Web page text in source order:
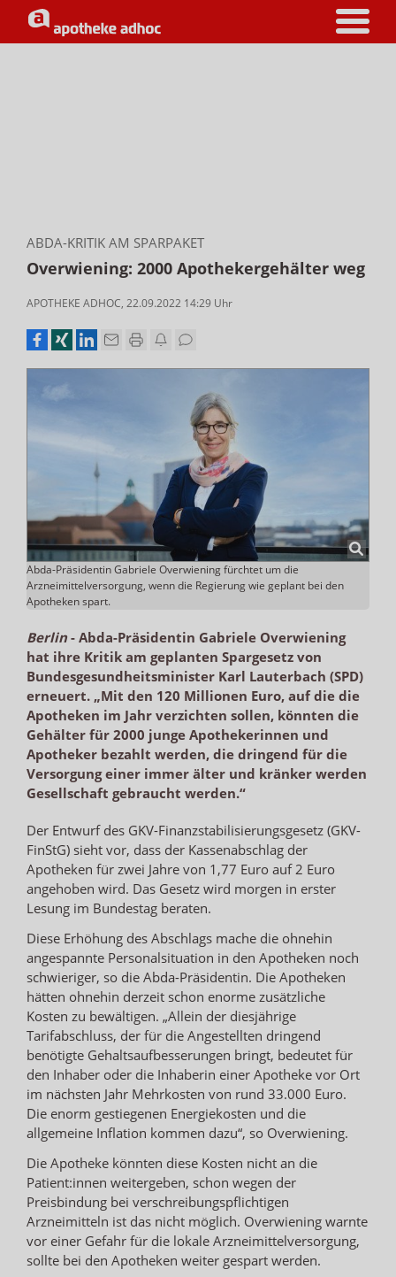
ABDA-KRITIK AM SPARPAKET
Overwiening: 2000 Apothekergehälter weg
APOTHEKE ADHOC, 22.09.2022 14:29 Uhr
Abda-Präsidentin Gabriele Overwiening fürchtet um die
Arzneimittelversorgung, wenn die Regierung wie geplant bei den
Apotheken spart.
Berlin- Abda-Präsidentin Gabriele Overwiening
hat ihre Kritik am geplanten Spargesetz von
Bundesgesundheitsminister Karl Lauterbach (SPD)
erneuert. „Mit den 120 Millionen Euro, auf die die
Apotheken im Jahr verzichten sollen, könnten die
Gehälter für 2000 junge Apothekerinnen und
Apotheker bezahlt werden, die dringend für die
Versorgung einer immer älter und kränker werden
Gesellschaft gebraucht werden.“
Der Entwurf des GKV-Finanzstabilisierungsgesetz (GKV-
FinStG) sieht vor, dass der Kassenabschlag der
Apotheken für zwei Jahre von 1,77 Euro auf 2 Euro
angehoben wird. Das Gesetz wird morgen in erster
Lesung im Bundestag beraten.
Diese Erhöhung des Abschlags mache die ohnehin
angespannte Personalsituation in den Apotheken noch
schwieriger, so die Abda-Präsidentin. Die Apotheken
hätten ohnehin derzeit schon enorme zusätzliche
Kosten zu bewältigen. „Allein der diesjährige
Tarifabschluss, der für die Angestellten dringend
benötigte Gehaltsaufbesserungen bringt, bedeutet für
den Inhaber oder die Inhaberin einer Apotheke vor Ort
im nächsten Jahr Mehrkosten von rund 33.000 Euro.
Die enorm gestiegenen Energiekosten und die
allgemeine Inflation kommen dazu“, so Overwiening.
Die Apotheke könnten diese Kosten nicht an die
Patient:innen weitergeben, schon wegen der
Preisbindung bei verschreibungspflichtigen
Arzneimitteln ist das nicht möglich. Overwiening warnte
vor einer Gefahr für die lokale Arzneimittelversorgung,
sollte bei den Apotheken weiter gespart werden.